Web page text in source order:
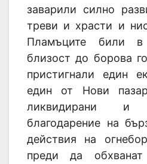
заварили силно
треви и храсти и
Пламъците били в
близост до борова
пристигнали един
един от Нови
ликвидирани и
благодарение на
действия на
преди да